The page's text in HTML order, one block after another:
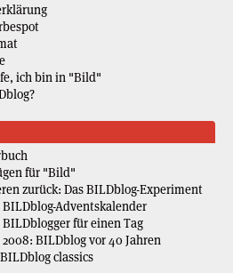
ich bin in "Bild"
für "Bild"
zurück: Das BILDblog-Experiment
Adventskalender
für einen Tag
BILDblog vor 40 Jahren
classics